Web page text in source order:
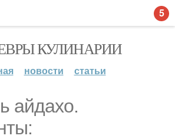
КУЛИНАРИИ
новости статьи
айдахо.
5